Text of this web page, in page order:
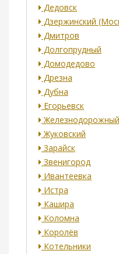
Дедовск
Дзержинский
Дмитров
Долгопрудный
Домодедово
Дрезна
Дубна
Егорьевск
Железнодорожный
Жуковский
Зарайск
Звенигород
Ивантеевка
Истра
Кашира
Коломна
Королёв
Котельники